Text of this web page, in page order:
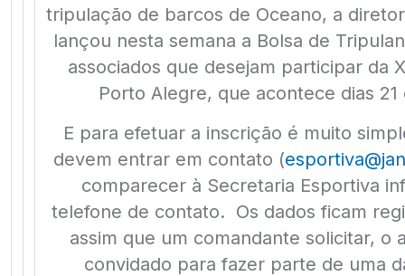
tripulação de barcos de Oceano, a
lançou nesta semana a Bolsa de
associados que desejam participar da
Porto Alegre, que acontece dias
E para efetuar a inscrição é muito
devem entrar em contato (
comparecer à Secretaria Esportiva
telefone de contato. Os dados ficam
assim que um comandante solicitar, o
convidado para fazer parte de uma